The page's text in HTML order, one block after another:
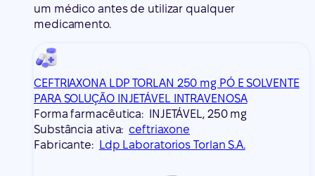
um médico antes de utilizar qualquer
medicamento.
CEFTRIAXONA LDP TORLAN 250 mg PÓ E SOLVENTE
PARA SOLUÇÃO INJETÁVEL INTRAVENOSA
Forma farmacêutica:
INJETÁVEL, 250 mg
Substância ativa: ceftriaxone
Fabricante:
Ldp Laboratorios Torlan S.A.